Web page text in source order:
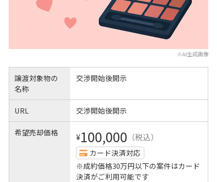
※AI生成画像
譲渡対象物の
名称
交渉開始後開示
URL 交渉開始後開示
希望売却価格 ¥100,000 （税込）
カード決済対応
※成約価格30万円以下の案件はカード
決済がご利用可能です